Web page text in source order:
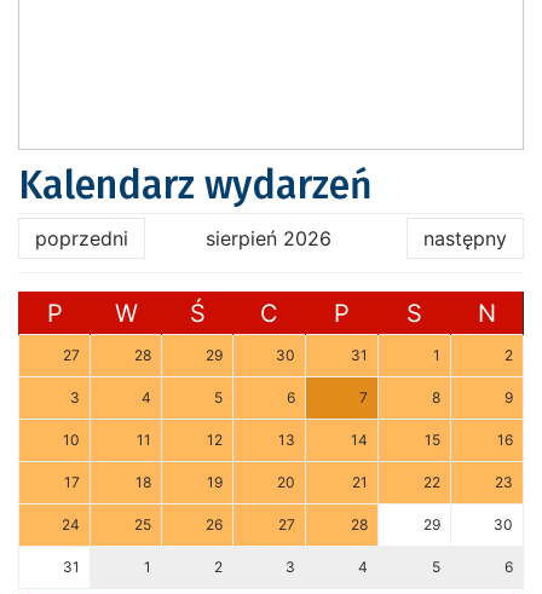
Kalendarz wydarzeń
poprzedni sierpień 2026 następny
P W Ś C P S N
27 28 29 30 31 1 2
3 4 5 6 7 8 9
10 11 12 13 14 15 16
17 18 19 20 21 22 23
24 25 26 27 28 29 30
31 1 2 3 4 5 6